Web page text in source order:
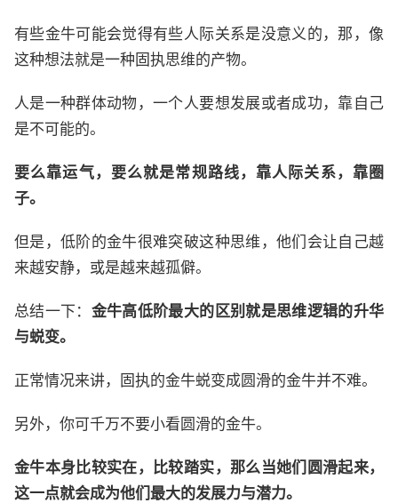
有些金牛可能会觉得有些人际关系是没意义的，那，像
这种想法就是一种固执思维的产物。
人是一种群体动物，一个人要想发展或者成功，靠自己
是不可能的。
要么靠运气，要么就是常规路线，靠人际关系，靠圈
子。
但是，低阶的金牛很难突破这种思维，他们会让自己越
来越安静，或是越来越孤僻。
总结一下： 金牛高低阶最大的区别就是思维逻辑的升华
与蜕变。
正常情况来讲，固执的金牛蜕变成圆滑的金牛并不难。
另外，你可千万不要小看圆滑的金牛。
金牛本身比较实在，比较踏实，那么当她们圆滑起来，
这一点就会成为他们最大的发展力与潜力。